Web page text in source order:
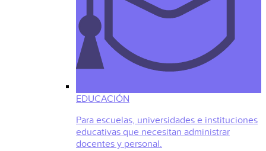
EDUCACIÓN
Para escuelas, universidades e instituciones
educativas que necesitan administrar
docentes y personal.